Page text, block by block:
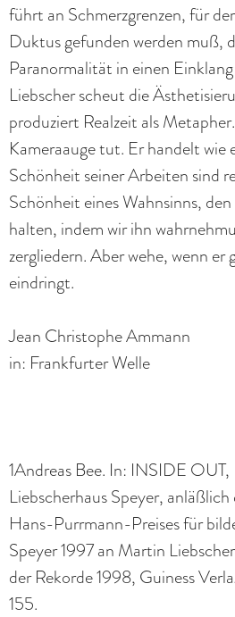
führt an Schmerzgrenzen, für
Duktus gefunden werden muß,
Paranormalität in einen
Liebscher scheut die
produziert Realzeit als
Kameraauge tut. Er handelt wie
Schönheit seiner Arbeiten sind
Schönheit eines Wahnsinns,
halten, indem wir ihn
zergliedern. Aber wehe, wenn er
eindringt.
Jean Christophe Ammann
in: Frankfurter Welle
1Andreas Bee. In: INSIDE
Liebscherhaus Speyer, anläßlich
Hans-Purrmann-Preises für
Speyer 1997 an Martin
der Rekorde 1998, Guiness
155.